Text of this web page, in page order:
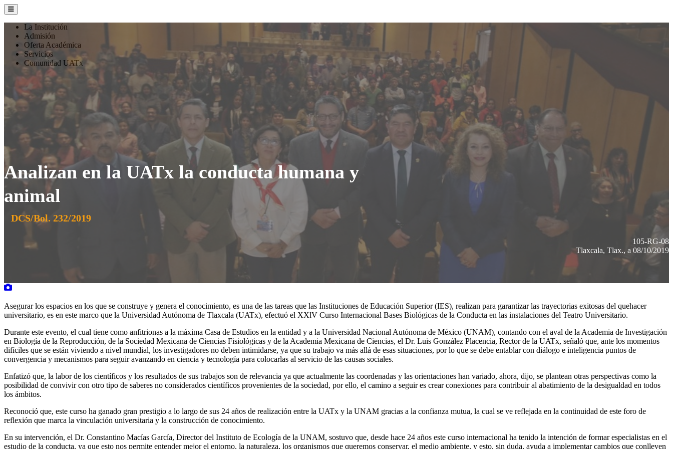
La Institución
Admisión
Oferta Académica
Servicios
Comunidad UATx
Analizan en la UATx la conducta humana y
animal
DCS/Bol. 232/2019
105-RG-08
Tlaxcala, Tlax., a 08/10/2019
Asegurar los espacios en los que se construye y genera el conocimiento, es una de las tareas que las Instituciones de Educación Superior (IES), realizan para garantizar las trayectorias exitosas del quehacer
universitario, es en este marco que la Universidad Autónoma de Tlaxcala (UATx), efectuó el XXlV Curso Internacional Bases Biológicas de la Conducta en las instalaciones del Teatro Universitario.
Durante este evento, el cual tiene como anfitrionas a la máxima Casa de Estudios en la entidad y a la Universidad Nacional Autónoma de México (UNAM), contando con el aval de la Academia de Investigación
en Biología de la Reproducción, de la Sociedad Mexicana de Ciencias Fisiológicas y de la Academia Mexicana de Ciencias, el Dr. Luis González Placencia, Rector de la UATx, señaló que, ante los momentos
difíciles que se están viviendo a nivel mundial, los investigadores no deben intimidarse, ya que su trabajo va más allá de esas situaciones, por lo que se debe entablar con diálogo e inteligencia puntos de
convergencia y mecanismos para seguir avanzando en ciencia y tecnología para colocarlas al servicio de las causas sociales.
Enfatizó que, la labor de los científicos y los resultados de sus trabajos son de relevancia ya que actualmente las coordenadas y las orientaciones han variado, ahora, dijo, se plantean otras perspectivas como la
posibilidad de convivir con otro tipo de saberes no considerados científicos provenientes de la sociedad, por ello, el camino a seguir es crear conexiones para contribuir al abatimiento de la desigualdad en todos
los ámbitos.
Reconoció que, este curso ha ganado gran prestigio a lo largo de sus 24 años de realización entre la UATx y la UNAM gracias a la confianza mutua, la cual se ve reflejada en la continuidad de este foro de
reflexión que marca la vinculación universitaria y la construcción de conocimiento.
En su intervención, el Dr. Constantino Macías García, Director del Instituto de Ecología de la UNAM, sostuvo que, desde hace 24 años este curso internacional ha tenido la intención de formar especialistas en el
estudio de la conducta, ya que esto nos permite entender mejor el entorno, la naturaleza, los organismos que queremos conservar, el medio ambiente, y esto, sin duda, ayuda a implementar cambios que conlleven